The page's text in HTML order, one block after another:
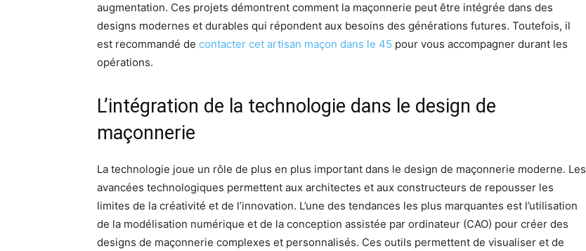
augmentation. Ces projets démontrent comment la maçonnerie peut être intégrée dans des
designs modernes et durables qui répondent aux besoins des générations futures. Toutefois, il
est recommandé de contacter cet artisan maçon dans le 45 pour vous accompagner durant les
opérations.
L’intégration de la technologie dans le design de
maçonnerie
La technologie joue un rôle de plus en plus important dans le design de maçonnerie moderne. Les
avancées technologiques permettent aux architectes et aux constructeurs de repousser les
limites de la créativité et de l’innovation. L’une des tendances les plus marquantes est l’utilisation
de la modélisation numérique et de la conception assistée par ordinateur (CAO) pour créer des
designs de maçonnerie complexes et personnalisés. Ces outils permettent de visualiser et de